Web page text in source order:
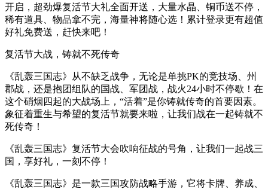
开启，超劲爆复活节大礼全面开送，大量水晶、铜币送不停，
稀有道具、物品拿不完，海量神将随心选！累计登录更有超值
好礼免费送，赶快来吧！
复活节大战，铸就不死传奇
《乱轰三国志》从不缺乏战争，无论是单挑PK的竞技场、州
郡战，还是抱团组队的国战、军团战，战火24小时不停歇！在
这个硝烟四起的大战场上，“活着”是你铸就传奇的首要因素。
象征着重生与希望的复活节就要来啦，让我们战在一起铸就不
死传奇！
《乱轰三国志》复活节大会吹响征战的号角，让我们一起战三
国，享好礼，一刻不停！
《乱轰三国志》是一款三国攻防战略手游，它将卡牌、养成、